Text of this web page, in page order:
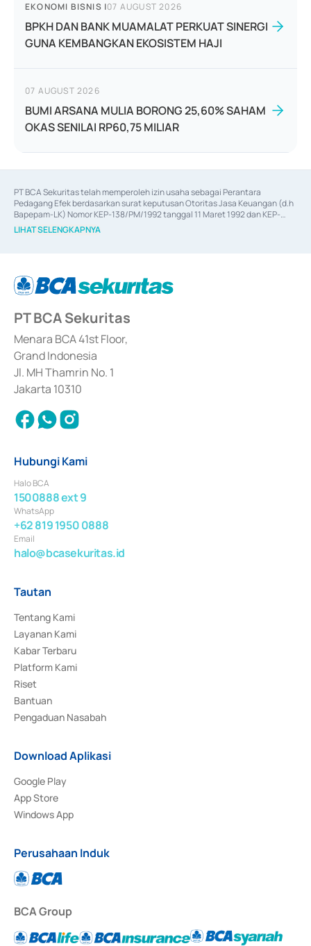
EKONOMI BISNIS |07 AUGUST 2026
BPKH DAN BANK MUAMALAT PERKUAT SINERGI
GUNA KEMBANGKAN EKOSISTEM HAJI
07 AUGUST 2026
BUMI ARSANA MULIA BORONG 25,60% SAHAM
OKAS SENILAI RP60,75 MILIAR
PT BCA Sekuritas telah memperoleh izin usaha sebagai Perantara
Pedagang Efek berdasarkan surat keputusan Otoritas Jasa Keuangan (d.h
Bapepam-LK) Nomor KEP-138/PM/1992 tanggal 11 Maret 1992 dan KEP-
06/D.04/2014 tanggal 28 Februari 2014, izin usaha sebagai Penjamin Emisi
Efek berdasarkan surat keputusan Otoritas Jasa Keuangan Nomor KEP-
berdasarkan surat keputusan Otoritas Jasa Keuangan Nomor S-
67/PM.21/2017 tanggal 3 Februari 2017, dan beberapa izin usaha lainnya
Sertifikat Deposito di Pasar Uang yang izinnya diterbitkan pada tahun 2017
dan izin usaha lainnya dari Bank Indonesia sebagai Lembaga Pendukung
Penerbitan, Transaksi, serta Penatausahaan dan Penyelesaian Transaksi
Surat Berharga Komersial yang izinnya diterbitkan pada tahun 2018.
LIHAT SELENGKAPNYA
PT BCA Sekuritas
Menara BCA 41st Floor,
Grand Indonesia
Jl. MH Thamrin No. 1
Jakarta 10310
Hubungi Kami
Halo BCA
1500888 ext 9
WhatsApp
+62 819 1950 0888
Email
halo@bcasekuritas.id
Tautan
Tentang Kami
Layanan Kami
Kabar Terbaru
Platform Kami
Riset
Bantuan
Pengaduan Nasabah
Download Aplikasi
Google Play
App Store
Windows App
Perusahaan Induk
BCA Group